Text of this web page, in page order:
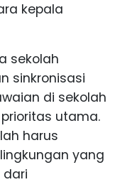
kepala
sekolah
sinkronisasi
di sekolah
utama.
harus
yang
dari